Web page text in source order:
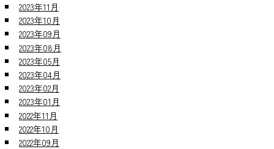
2023年11月
2023年10月
2023年09月
2023年08月
2023年05月
2023年04月
2023年02月
2023年01月
2022年11月
2022年10月
2022年09月